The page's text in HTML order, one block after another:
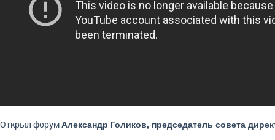
Открыл форумАлександр Голиков, председатель совета